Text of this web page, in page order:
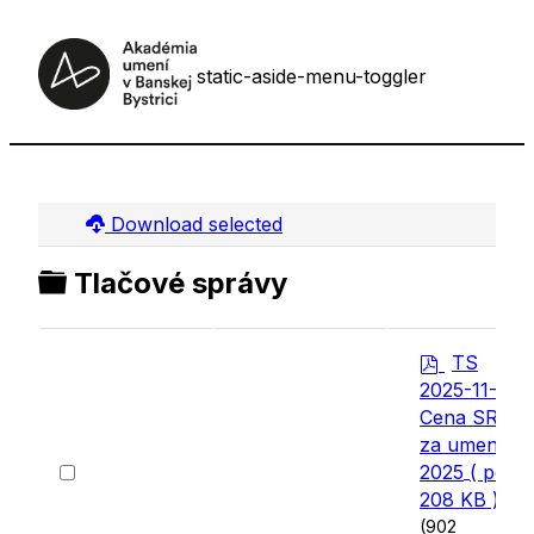
static-aside-menu-toggler
Download selected
Folder
Tlačové správy
Select
p
d
f
TS
2025-11-24
Cena SRK
za umenie
2025 ( pdf,
208 KB )
(902